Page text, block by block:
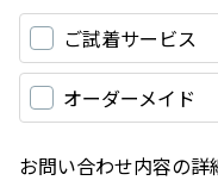
ご試着サービス
オーダーメイド
お問い合わせ内容の詳